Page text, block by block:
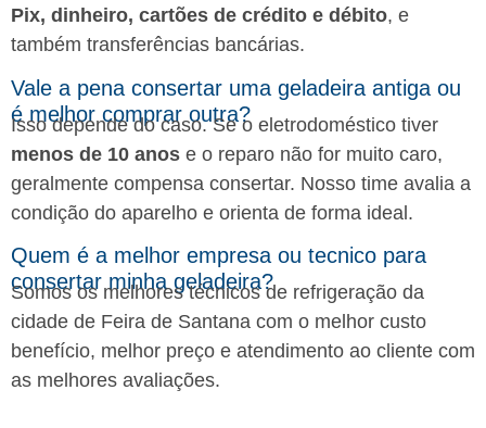
Pix, dinheiro, cartões de crédito e débito, e
também transferências bancárias.
Vale a pena consertar uma geladeira antiga ou
é melhor comprar outra?
Isso depende do caso. Se o eletrodoméstico tiver
menos de 10 anos e o reparo não for muito caro,
geralmente compensa consertar. Nosso time avalia a
condição do aparelho e orienta de forma ideal.
Quem é a melhor empresa ou tecnico para
consertar minha geladeira?
Somos os melhores técnicos de refrigeração da
cidade de Feira de Santana com o melhor custo
benefício, melhor preço e atendimento ao cliente com
as melhores avaliações.